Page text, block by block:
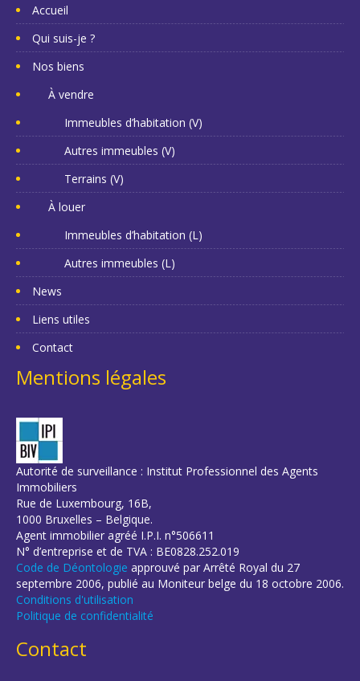
Accueil
Qui suis-je ?
Nos biens
À vendre
Immeubles d’habitation (V)
Autres immeubles (V)
Terrains (V)
À louer
Immeubles d’habitation (L)
Autres immeubles (L)
News
Liens utiles
Contact
Mentions légales
Autorité de surveillance : Institut Professionnel des Agents
Immobiliers
Rue de Luxembourg, 16B,
1000 Bruxelles – Belgique.
Agent immobilier agréé I.P.I. n°506611
N° d’entreprise et de TVA : BE0828.252.019
Code de Déontologie approuvé par Arrêté Royal du 27
septembre 2006, publié au Moniteur belge du 18 octobre 2006.
Conditions d'utilisation
Politique de confidentialité
Contact